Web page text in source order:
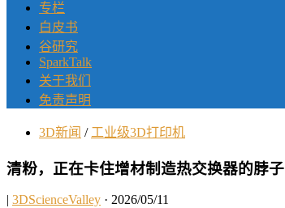
专栏
白皮书
谷研究
SparkTalk
关于我们
免责声明
3D新闻 / 工业级3D打印机
清粉，正在卡住增材制造热交换器的脖子
| 3DScienceValley · 2026/05/11